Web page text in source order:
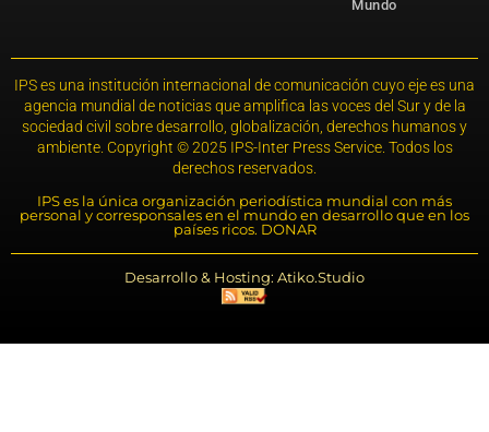
Mundo
IPS es una institución internacional de comunicación cuyo eje es una
agencia mundial de noticias que amplifica las voces del Sur y de la
sociedad civil sobre desarrollo, globalización, derechos humanos y
ambiente. Copyright © 2025 IPS-Inter Press Service. Todos los
derechos reservados.
IPS es la única organización periodística mundial con más
personal y corresponsales en el mundo en desarrollo que en los
países ricos. DONAR
Desarrollo & Hosting: Atiko.Studio